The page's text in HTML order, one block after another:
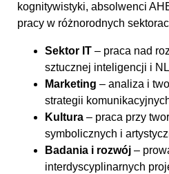
kognitywistyki, absolwenci
pracy w różnorodnych
Sektor IT – praca nad
sztucznej inteligencji i
Marketing – analiza i
strategii
Kultura – praca przy
symbolicznych i
Badania i rozwój –
interdyscyplinarnych